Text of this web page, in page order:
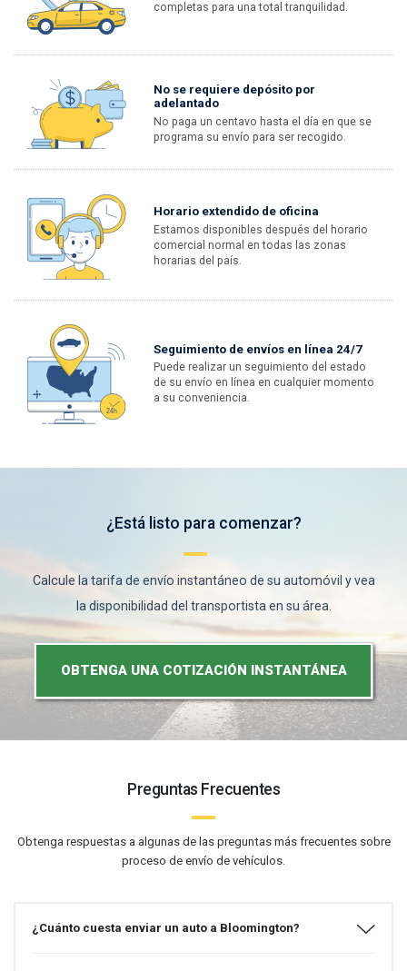
completas para una total tranquilidad.
No se requiere depósito por
adelantado
No paga un centavo hasta el día en que se
programa su envío para ser recogido.
Horario extendido de oficina
Estamos disponibles después del horario
comercial normal en todas las zonas
horarias del país.
Seguimiento de envíos en línea 24/7
Puede realizar un seguimiento del estado
de su envío en línea en cualquier momento
a su conveniencia.
¿Está listo para comenzar?
Calcule la tarifa de envío instantáneo de su automóvil y vea
la disponibilidad del transportista en su área.
OBTENGA UNA COTIZACIÓN INSTANTÁNEA
Preguntas Frecuentes
Obtenga respuestas a algunas de las preguntas más frecuentes sobre
proceso de envío de vehículos.
¿Cuánto cuesta enviar un auto a Bloomington?